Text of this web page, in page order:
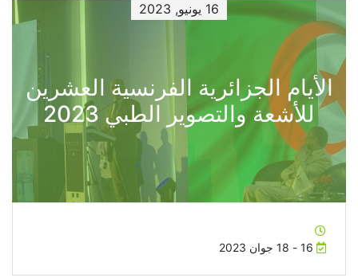
16 يونيو, 2023
الأيام الجزائرية الفرنسية العشرين
للأشعة والتصوير الطبي 2023
16 - 18 جوان 2023